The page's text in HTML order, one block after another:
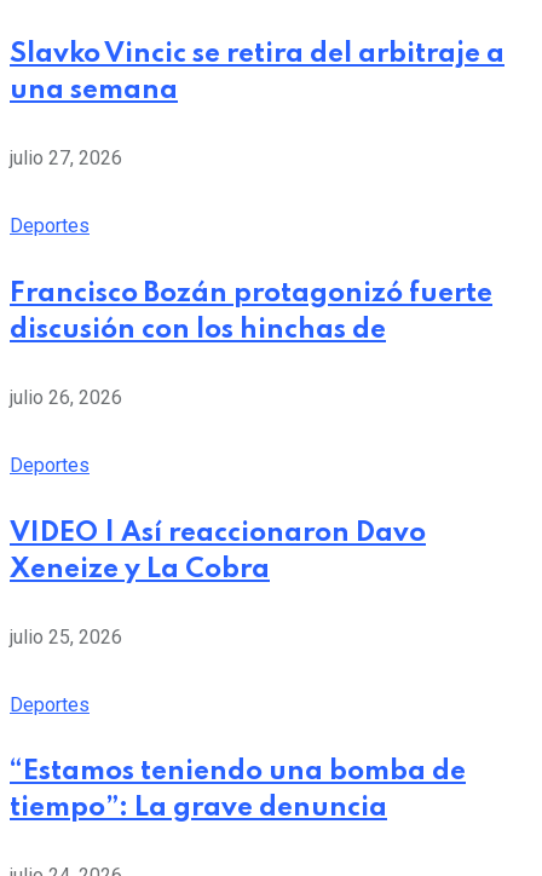
Slavko Vincic se retira del arbitraje a
una semana
julio 27, 2026
Deportes
Francisco Bozán protagonizó fuerte
discusión con los hinchas de
julio 26, 2026
Deportes
VIDEO | Así reaccionaron Davo
Xeneize y La Cobra
julio 25, 2026
Deportes
“Estamos teniendo una bomba de
tiempo”: La grave denuncia